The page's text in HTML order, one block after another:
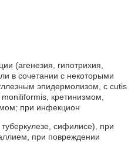
(агенезия, гипотрихия,
в сочетании с некоторыми
эпидермолизом, с cutis
кретинизмом,
при инфекцион
сифилисе), при
при повреждении